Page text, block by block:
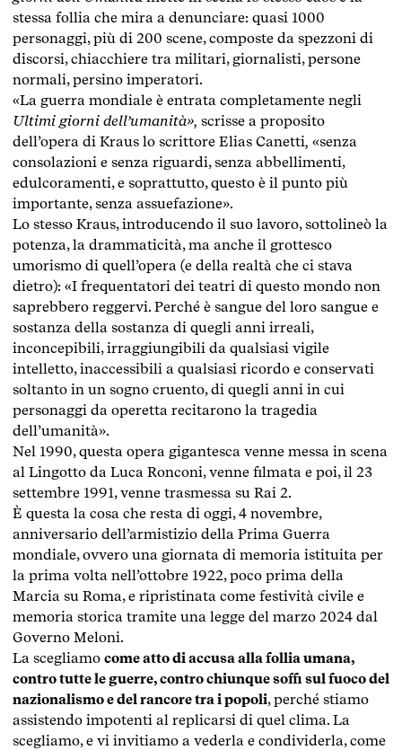
stessa follia che mira a denunciare: quasi 1000
personaggi, più di 200 scene, composte da spezzoni di
discorsi, chiacchiere tra militari, giornalisti, persone
normali, persino imperatori.
«La guerra mondiale è entrata completamente negli
Ultimi giorni dell’umanità», scrisse a proposito
dell’opera di Kraus lo scrittore Elias Canetti, «senza
consolazioni e senza riguardi, senza abbellimenti,
edulcoramenti, e soprattutto, questo è il punto più
importante, senza assuefazione».
Lo stesso Kraus, introducendo il suo lavoro, sottolineò la
potenza, la drammaticità, ma anche il grottesco
umorismo di quell’opera (e della realtà che ci stava
dietro): «I frequentatori dei teatri di questo mondo non
saprebbero reggervi. Perché è sangue del loro sangue e
sostanza della sostanza di quegli anni irreali,
inconcepibili, irraggiungibili da qualsiasi vigile
intelletto, inaccessibili a qualsiasi ricordo e conservati
soltanto in un sogno cruento, di quegli anni in cui
personaggi da operetta recitarono la tragedia
dell’umanità».
Nel 1990, questa opera gigantesca venne messa in scena
al Lingotto da Luca Ronconi, venne filmata e poi, il 23
settembre 1991, venne trasmessa su Rai 2.
È questa la cosa che resta di oggi, 4 novembre,
anniversario dell’armistizio della Prima Guerra
mondiale, ovvero una giornata di memoria istituita per
la prima volta nell’ottobre 1922, poco prima della
Marcia su Roma, e ripristinata come festività civile e
memoria storica tramite una legge del marzo 2024 dal
Governo Meloni.
La scegliamo come atto di accusa alla follia umana,
contro tutte le guerre, contro chiunque soffi sul fuoco del
nazionalismo e del rancore tra i popoli, perché stiamo
assistendo impotenti al replicarsi di quel clima. La
scegliamo, e vi invitiamo a vederla e condividerla, come